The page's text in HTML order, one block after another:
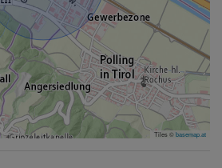
Tiles ©basemap.at